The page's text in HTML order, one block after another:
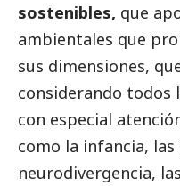
sostenibles, que
ambientales que
sus dimensiones,
considerando todos
con especial
como la infancia,
neurodivergencia,